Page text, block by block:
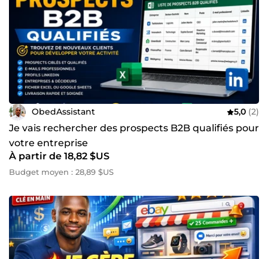
ObedAssistant 5,0 (2)
Je vais rechercher des prospects B2B qualifiés pour
votre entreprise
À partir de 18,82 $US
Budget moyen : 28,89 $US